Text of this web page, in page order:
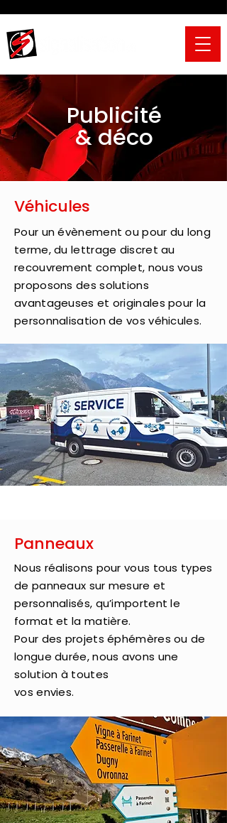
Publicité
& déco
Véhicules
Pour un évènement ou pour du long
terme, du lettrage discret au
recouvrement complet, nous vous
proposons des solutions
avantageuses et originales pour la
personnalisation de vos véhicules.
Panneaux
Nous réalisons pour vous tous types
de panneaux sur mesure et
personnalisés, qu’importent le
format et la matière.
Pour des projets éphémères ou de
longue durée, nous avons une
solution à toutes
vos envies.